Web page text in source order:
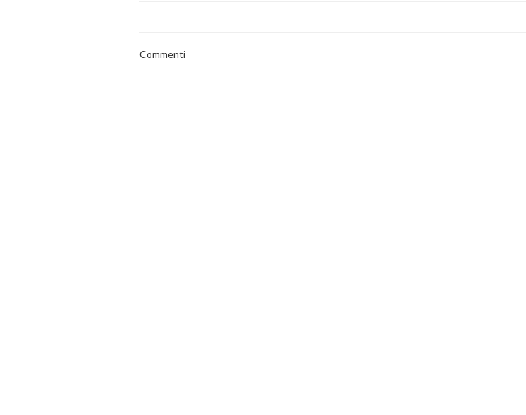
Commenti